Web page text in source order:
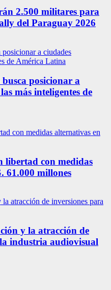
2.500 militares para
del Paraguay 2026
posicionar a
más inteligentes de
libertad con medidas
61.000 millones
y la atracción de
industria audiovisual